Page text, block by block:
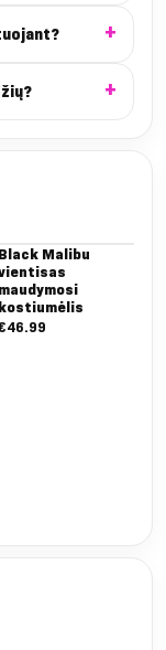
Black Malibu
maudymosi
kostiumėlis
46.99